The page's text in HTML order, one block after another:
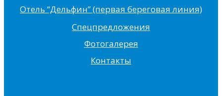
Отель “Дельфин” (первая береговая линия)
Спецпредложения
Фотогалерея
Контакты